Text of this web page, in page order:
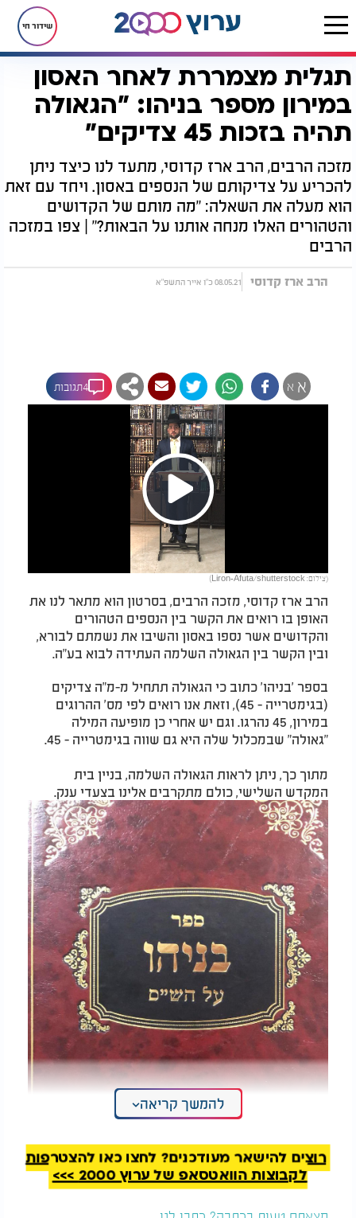
שידור חי
דף הבית יהדות אחרית הימים תגלית מצמררת לאחר האסון במירון מספר בניהו: "הגאולה תהיה בזכות 45 צדיקים"
תגלית מצמררת לאחר האסון
במירון מספר בניהו: "הגאולה
תהיה בזכות 45 צדיקים"
מזכה הרבים, הרב ארז קדוסי, מתעד לנו כיצד ניתן
להכריע על צדיקותם של הנספים באסון. ויחד עם זאת
הוא מעלה את השאלה: "מה מותם של הקדושים
והטהורים האלו מנחה אותנו על הבאות?" | צפו במזכה
הרבים
הרב ארז קדוסי 08.05.21 כ"ו אייר התשפ"א
א א 4תגובות
Play
Video
(צילום: Liron-Afuta/shutterstock)
הרב ארז קדוסי, מזכה הרבים, בסרטון הוא מתאר לנו את
האופן בו רואים את הקשר בין הנספים הטהורים
והקדושים אשר נספו באסון והשיבו את נשמתם לבורא,
ובין הקשר בין הגאולה השלמה העתידה לבוא בע"ה.
בספר 'בניהו' כתוב כי הגאולה תתחיל מ-מ"ה צדיקים
(בגימטרייה - 45), וזאת אנו רואים לפי מס' ההרוגים
במירון, 45 נהרגו. וגם יש אחרי כן מופיעה המילה
"גאולה" שבמכלול שלה היא גם שווה בגימטרייה - 45.
מתוך כך, ניתן לראות הגאולה השלמה, בניין בית
המקדש השלישי, כולם מתקרבים אלינו בצעדי ענק.
להמשך קריאה
רוצים להישאר מעודכנים? לחצו כאן להצטרפות
לקבוצות הוואטסאפ של ערוץ 2000 >>>